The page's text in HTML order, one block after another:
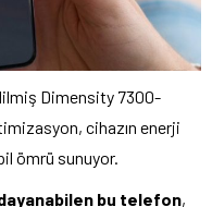
Dimensity 7300-
cihazın enerji
ömrü sunuyor.
bu telefon,